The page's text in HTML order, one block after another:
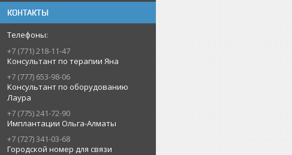
КОНТАКТЫ
+7 (771) 218-11-47
Консультант по терапии Яна
+7 (777) 653-98-06
Консультант по оборудованию
Лаура
+7 (775) 241-72-90
Имплантации Ольга-Алматы
+7 (727) 341-03-68
Городской номер для связи